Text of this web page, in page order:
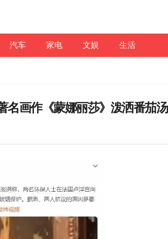
汽车 家电 文娱 生活
名画作《蒙娜丽莎》泼洒番茄汤